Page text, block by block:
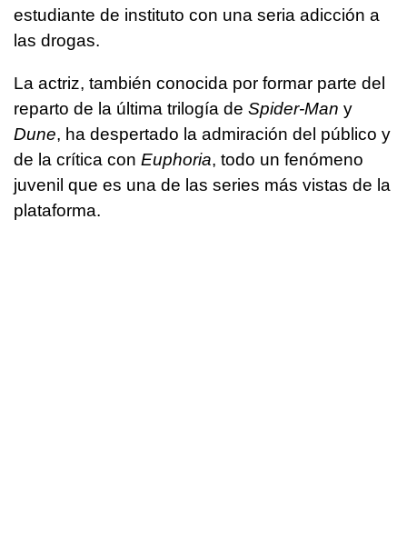
estudiante de instituto con una seria adicción a
las drogas.
La actriz, también conocida por formar parte del
reparto de la última trilogía de Spider-Man y
Dune, ha despertado la admiración del público y
de la crítica con Euphoria, todo un fenómeno
juvenil que es una de las series más vistas de la
plataforma.